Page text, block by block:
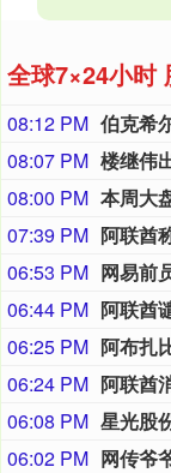
全球7×24小时
08:12 PM
08:07 PM 楼继伟
08:00 PM
07:39 PM 阿联酋
06:53 PM
06:44 PM 阿联酋
06:25 PM
06:24 PM
06:08 PM 星光股
06:02 PM